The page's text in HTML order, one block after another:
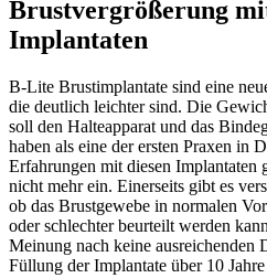
Brustvergrößerung
Implantaten
B-Lite Brustimplantate sind eine
die deutlich leichter sind. Die
soll den Halteapparat und das
haben als eine der ersten Praxen in
Erfahrungen mit diesen Implantaten
nicht mehr ein. Einerseits gibt es
ob das Brustgewebe in normalen
oder schlechter beurteilt werden
Meinung nach keine ausreichenden
Füllung der Implantate über 10